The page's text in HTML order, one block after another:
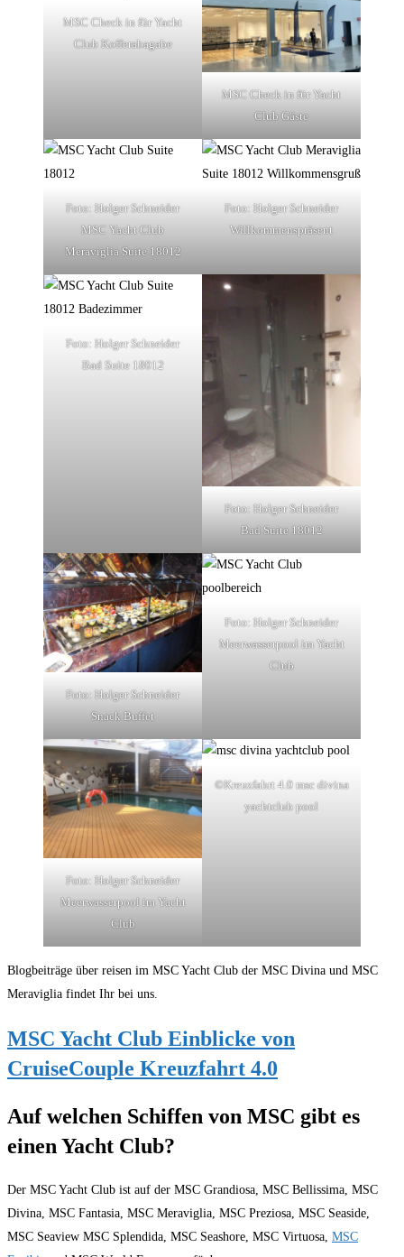
MSC Check in für Yacht
Club Kofferabagabe
MSC Check in für Yacht
Club Gäste
Foto: Holger Schneider
MSC Yacht Club
Meraviglia Suite 18012
Foto: Holger Schneider
Willkommenspräsent
Foto: Holger Schneider
Bad Suite 18012
Foto: Holger Schneider
Bad Suite 18012
Foto: Holger Schneider
Snack Buffet
Foto: Holger Schneider
Meerwasserpool im Yacht
Club
Foto: Holger Schneider
Meerwasserpool im Yacht
Club
©Kreuzfahrt 4.0 msc divina
yachtclub pool
Blogbeiträge über reisen im MSC Yacht Club der MSC Divina und MSC
Meraviglia findet Ihr bei uns.
MSC Yacht Club Einblicke von
CruiseCouple Kreuzfahrt 4.0
Auf welchen Schiffen von MSC gibt es
einen Yacht Club?
Der MSC Yacht Club ist auf der MSC Grandiosa, MSC Bellissima, MSC
Divina, MSC Fantasia, MSC Meraviglia, MSC Preziosa, MSC Seaside,
MSC Seaview MSC Splendida, MSC Seashore, MSC Virtuosa, MSC